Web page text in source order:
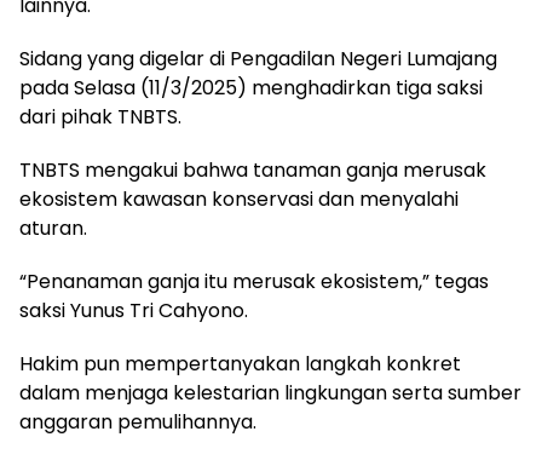
lainnya.
Sidang yang digelar di Pengadilan Negeri Lumajang
pada Selasa (11/3/2025) menghadirkan tiga saksi
dari pihak TNBTS.
TNBTS mengakui bahwa tanaman ganja merusak
ekosistem kawasan konservasi dan menyalahi
aturan.
“Penanaman ganja itu merusak ekosistem,” tegas
saksi Yunus Tri Cahyono.
Hakim pun mempertanyakan langkah konkret
dalam menjaga kelestarian lingkungan serta sumber
anggaran pemulihannya.